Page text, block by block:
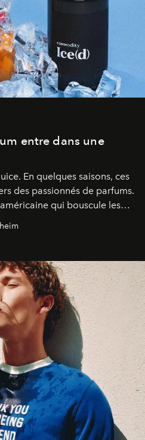
entre dans une
En quelques saisons, ces
des passionnés de parfums.
qui bouscule les
en proposant
que personnelle :